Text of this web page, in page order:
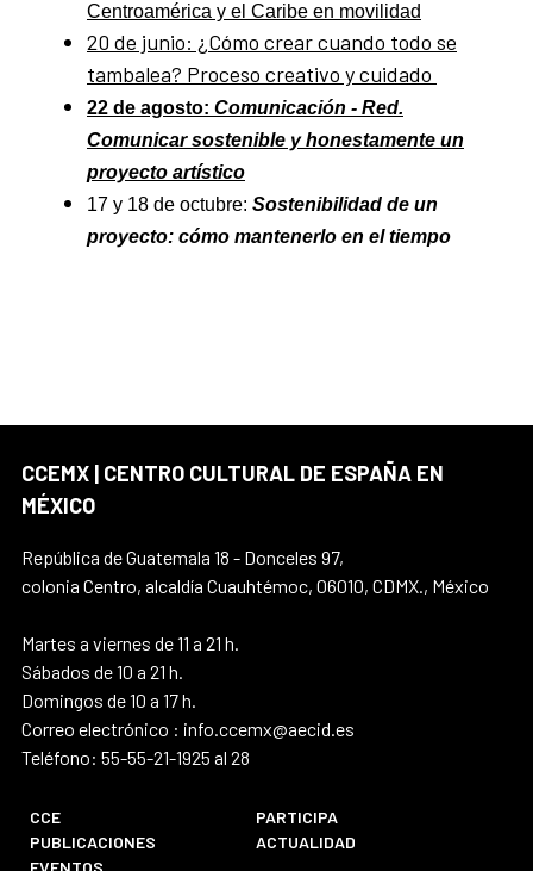
Centroamérica y el Caribe en movilidad
20 de junio: ¿Cómo crear cuando todo se
tambalea? Proceso creativo y cuidado
22 de agosto: Comunicación - Red.
Comunicar sostenible y honestamente un
proyecto artístico
17 y 18 de octubre: Sostenibilidad de un
proyecto: cómo mantenerlo en el tiempo
CCEMX | CENTRO CULTURAL DE ESPAÑA EN
MÉXICO
República de Guatemala 18 - Donceles 97,
colonia Centro, alcaldía Cuauhtémoc, 06010, CDMX., México
Martes a viernes de 11 a 21 h.
Sábados de 10 a 21 h.
Domingos de 10 a 17 h.
Correo electrónico : info.ccemx@aecid.es
Teléfono: 55-55-21-1925 al 28
CCE
PARTICIPA
PUBLICACIONES
ACTUALIDAD